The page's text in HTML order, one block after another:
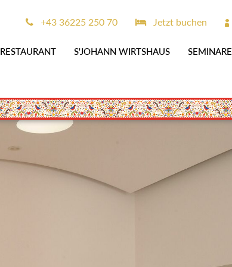
RESTAURANT S'JOHANN WIRTSHAUS SEMINARE
+43 36225 250 70 Jetzt buchen